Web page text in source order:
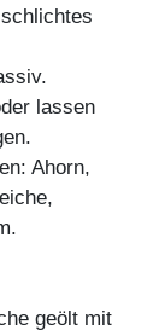
lassen
Ahorn,
geölt mit